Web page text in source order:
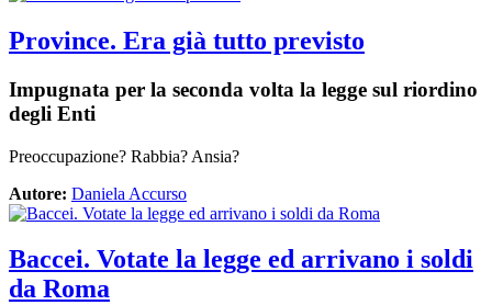
Province. Era già tutto previsto
Impugnata per la seconda volta la legge sul riordino
degli Enti
Preoccupazione? Rabbia? Ansia?
Autore: Daniela Accurso
Baccei. Votate la legge ed arrivano i soldi
da Roma